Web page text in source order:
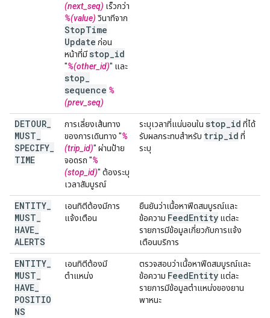
(next_seq) เร็วกว่า
%(value) วินาทีจาก
StopTime
Update ก่อน
หน้าที่มี stop id
"%(other_id)" และ
stop
sequence %
(prev_seq)
DETOUR
MUST
SPECIFY
TIME
การเลี่ยงเส้นทาง
ของการเดินทาง "%
(trip_id)" ผ่านป้าย
จอดรถ "%
(stop_id)" ต้องระบุ
เวลาสัมบูรณ์
ระบุเวลาที่แน่นอนใน stop id ที่ได้
รับผลกระทบสำหรับ trip id ที่
ระบุ
ENTITY
MUST
HAVE
ALERTS
เอนทิตีต้องมีการ
แจ้งเตือน
ยืนยันว่าเนื้อหาฟีดสมบูรณ์และ
ข้อความ FeedEntity แต่ละ
รายการมีข้อมูลเกี่ยวกับการแจ้ง
เตือนบริการ
ENTITY
MUST
HAVE
POSITIO
NS
เอนทิตีต้องมี
ตำแหน่ง
ตรวจสอบว่าเนื้อหาฟีดสมบูรณ์และ
ข้อความ FeedEntity แต่ละ
รายการมีข้อมูลตำแหน่งของยาน
พาหนะ